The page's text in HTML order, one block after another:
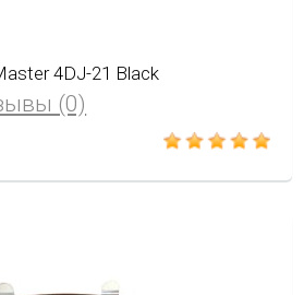
4DJ-21 Black
(0)